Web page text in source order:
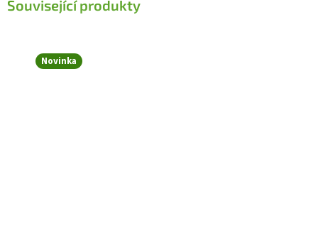
Související produkty
Novinka